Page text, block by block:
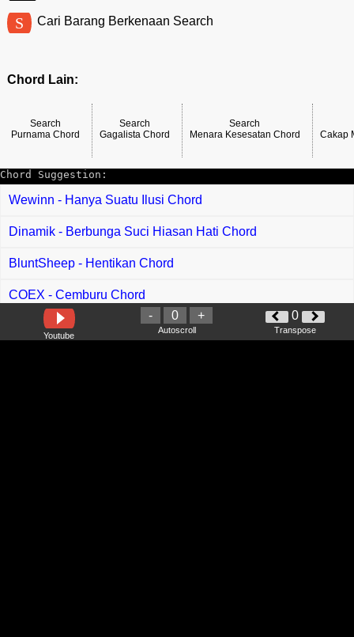
S Cari Barang Berkenaan Search
Chord Lain:
Search
Purnama Chord
Search
Gagalista Chord
Search
Menara Kesesatan Chord
Cakap
Chord Suggestion:
Wewinn - Hanya Suatu Ilusi Chord
Dinamik - Berbunga Suci Hiasan Hati Chord
BluntSheep - Hentikan Chord
COEX - Cemburu Chord
Rhoma Irama - Keramat Chord
Youtube
- 0 +
Autoscroll
0
Transpose